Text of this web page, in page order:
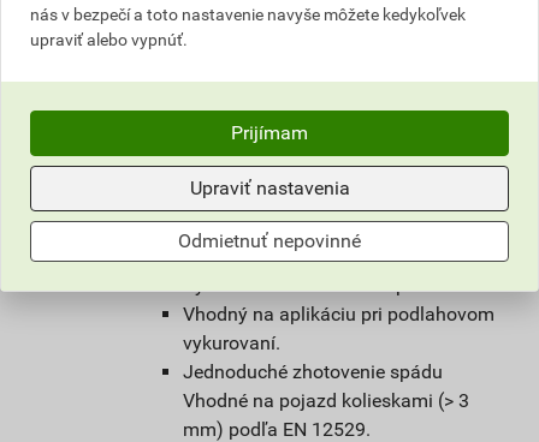
Vyrovnanie podláh v interiéri a v exteriéri pred
aplikáciou finálnej krytiny v obytných a
komerčných prevádzkach ako sú napr. školy,
administratívne priestory a nemocnice.
Aplikácia na podlahách s podlahovým
vykurovaním a pre zhotovenie spádu.
Vlastnosti/výhody:
Vláknami vystužený.
Nízke napätie.
Vhodný na aplikáciu pri podlahovom
vykurovaní.
Jednoduché zhotovenie spádu
Vhodné na pojazd kolieskami (> 3
mm) podľa EN 12529.
nás v bezpečí a toto nastavenie navyše môžete kedykoľvek
upraviť alebo vypnúť.
Prijímam
Upraviť nastavenia
Odmietnuť nepovinné